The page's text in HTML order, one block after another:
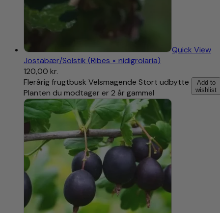
Quick View
Jostabær/Solstik (Ribes × nidigrolaria)
120,00 kr.
Add to
wishlist
Flerårig frugtbusk Velsmagende Stort udbytte
Planten du modtager er 2 år gammel